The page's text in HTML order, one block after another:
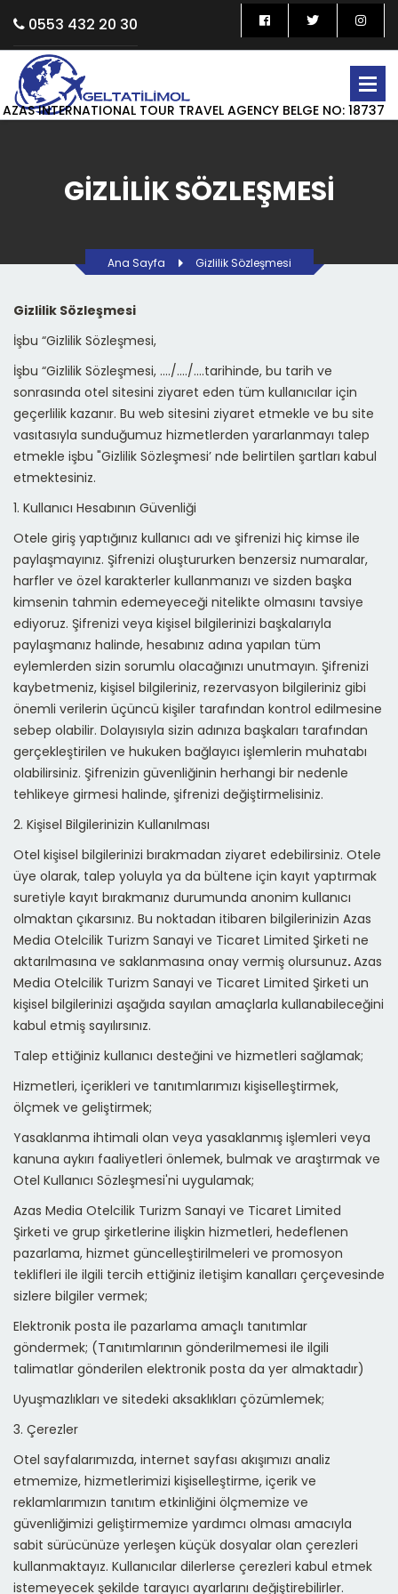
0553 432 20 30
AZAS INTERNATIONAL TOUR TRAVEL AGENCY BELGE NO: 18737
GIZLILIK SÖZLEŞMESI
Ana Sayfa Gizlilik Sözleşmesi
Gizlilik Sözleşmesi
İşbu “Gizlilik Sözleşmesi,
İşbu “Gizlilik Sözleşmesi, …./…./….tarihinde, bu tarih ve
sonrasında otel sitesini ziyaret eden tüm kullanıcılar için
geçerlilik kazanır. Bu web sitesini ziyaret etmekle ve bu site
vasıtasıyla sunduğumuz hizmetlerden yararlanmayı talep
etmekle işbu "Gizlilik Sözleşmesi’ nde belirtilen şartları kabul
etmektesiniz.
1. Kullanıcı Hesabının Güvenliği
Otele giriş yaptığınız kullanıcı adı ve şifrenizi hiç kimse ile
paylaşmayınız. Şifrenizi oluştururken benzersiz numaralar,
harfler ve özel karakterler kullanmanızı ve sizden başka
kimsenin tahmin edemeyeceği nitelikte olmasını tavsiye
ediyoruz. Şifrenizi veya kişisel bilgilerinizi başkalarıyla
paylaşmanız halinde, hesabınız adına yapılan tüm
eylemlerden sizin sorumlu olacağınızı unutmayın. Şifrenizi
kaybetmeniz, kişisel bilgileriniz, rezervasyon bilgileriniz gibi
önemli verilerin üçüncü kişiler tarafından kontrol edilmesine
sebep olabilir. Dolayısıyla sizin adınıza başkaları tarafından
gerçekleştirilen ve hukuken bağlayıcı işlemlerin muhatabı
olabilirsiniz. Şifrenizin güvenliğinin herhangi bir nedenle
tehlikeye girmesi halinde, şifrenizi değiştirmelisiniz.
2. Kişisel Bilgilerinizin Kullanılması
Otel kişisel bilgilerinizi bırakmadan ziyaret edebilirsiniz. Otele
üye olarak, talep yoluyla ya da bültene için kayıt yaptırmak
suretiyle kayıt bırakmanız durumunda anonim kullanıcı
olmaktan çıkarsınız. Bu noktadan itibaren bilgilerinizin Azas
Media Otelcilik Turizm Sanayi ve Ticaret Limited Şirketi ne
aktarılmasına ve saklanmasına onay vermiş olursunuz.Azas
Media Otelcilik Turizm Sanayi ve Ticaret Limited Şirketi un
kişisel bilgilerinizi aşağıda sayılan amaçlarla kullanabileceğini
kabul etmiş sayılırsınız.
Talep ettiğiniz kullanıcı desteğini ve hizmetleri sağlamak;
Hizmetleri, içerikleri ve tanıtımlarımızı kişiselleştirmek,
ölçmek ve geliştirmek;
Yasaklanma ihtimali olan veya yasaklanmış işlemleri veya
kanuna aykırı faaliyetleri önlemek, bulmak ve araştırmak ve
Otel Kullanıcı Sözleşmesi'ni uygulamak;
Azas Media Otelcilik Turizm Sanayi ve Ticaret Limited
Şirketi ve grup şirketlerine ilişkin hizmetleri, hedeflenen
pazarlama, hizmet güncelleştirilmeleri ve promosyon
teklifleri ile ilgili tercih ettiğiniz iletişim kanalları çerçevesinde
sizlere bilgiler vermek;
Elektronik posta ile pazarlama amaçlı tanıtımlar
göndermek; (Tanıtımlarının gönderilmemesi ile ilgili
talimatlar gönderilen elektronik posta da yer almaktadır)
Uyuşmazlıkları ve sitedeki aksaklıkları çözümlemek;
3. Çerezler
Otel sayfalarımızda, internet sayfası akışımızı analiz
etmemize, hizmetlerimizi kişiselleştirme, içerik ve
reklamlarımızın tanıtım etkinliğini ölçmemize ve
güvenliğimizi geliştirmemize yardımcı olması amacıyla
sabit sürücünüze yerleşen küçük dosyalar olan çerezleri
kullanmaktayız. Kullanıcılar dilerlerse çerezleri kabul etmek
istemeyecek şekilde tarayıcı ayarlarını değiştirebilirler.